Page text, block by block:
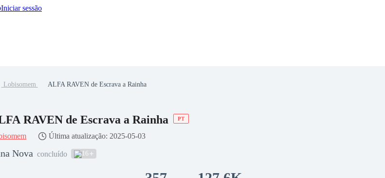
Iniciar sessão
Lobisomem ALFA RAVEN de Escrava a Rainha
RAVEN de Escrava a Rainha PT
Última atualização: 2025-05-03
Nova concluído 16